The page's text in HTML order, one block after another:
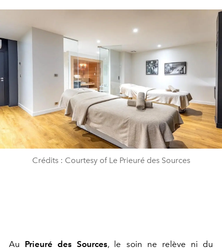
Crédits : Courtesy of Le Prieuré des Sources
Au Prieuré des Sources, le soin ne relève ni du